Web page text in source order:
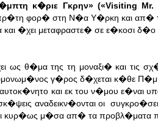
κ�ριε Γκρην» («Visiting Μr.
φορ� στη Ν�α Υ�ρκη και απ�
�χει μεταφραστε� σε ε�κοσι δ�ο
θ�μα της τη μοναξι� και τις
γ�ρος δ�χεται κ�θε
και εκ του ν�μου ε�ναι
αναδεικν�ονται οι
μ�σα απ� τα προβλ�ματα